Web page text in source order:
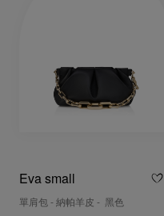
Eva small
單肩包 - 納帕羊皮 - 黑色